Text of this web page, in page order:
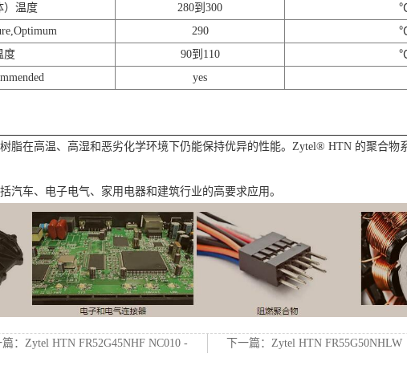
）温度
280到300
290
度
90到110
yes
脂在高温、高湿和恶劣化学环境下仍能保持优异的性能。Zytel® HTN 的聚合物
汽车、电子电气、家用电器和建筑行业的高要求应用。
篇： Zytel HTN FR52G45NHF NC010 -
下一篇： Zytel HTN FR55G50NHLW